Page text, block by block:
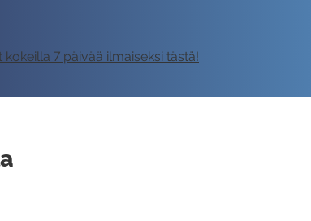
kokeilla 7 päivää ilmaiseksi tästä!